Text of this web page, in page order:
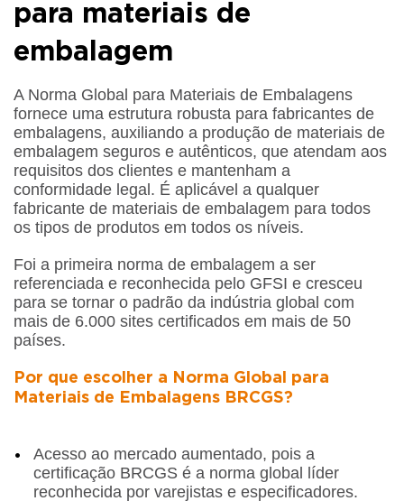
para materiais de
embalagem
A Norma Global para Materiais de Embalagens
fornece uma estrutura robusta para fabricantes de
embalagens, auxiliando a produção de materiais de
embalagem seguros e autênticos, que atendam aos
requisitos dos clientes e mantenham a
conformidade legal. É aplicável a qualquer
fabricante de materiais de embalagem para todos
os tipos de produtos em todos os níveis.
Foi a primeira norma de embalagem a ser
referenciada e reconhecida pelo GFSI e cresceu
para se tornar o padrão da indústria global com
mais de 6.000 sites certificados em mais de 50
países.
Por que escolher a Norma Global para
Materiais de Embalagens BRCGS?
Acesso ao mercado aumentado, pois a
certificação BRCGS é a norma global líder
reconhecida por varejistas e especificadores.